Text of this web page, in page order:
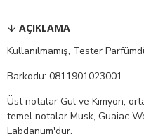
AÇIKLAMA
Kullanılmamış, Tester
Barkodu: 0811901023001
Üst notalar Gül ve Kimyon;
temel notalar Musk, Guaiac
Labdanum'dur.